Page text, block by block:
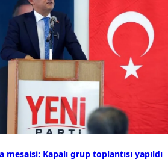
mesaisi: Kapalı grup toplantısı yapıldı